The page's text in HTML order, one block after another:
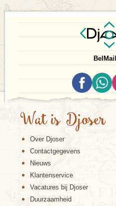
Bel Mail
Wat is Djoser
Over Djoser
Contactgegevens
Nieuws
Klantenservice
Vacatures bij Djoser
Duurzaamheid